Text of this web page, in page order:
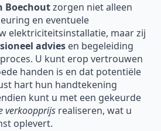
Boechoutzorgen niet alleen
en eventuele
elektriciteitsinstallatie, maar zij
advies en begeleiding
U kunt erop vertrouwen
handen is en dat potentiële
hart hun handtekening
kunt u met een gekeurde
verkoopprijs realiseren, wat u
oplevert.